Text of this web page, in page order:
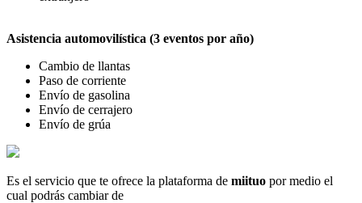
Asistencia automovilística (3 eventos por año)
Cambio de llantas
Paso de corriente
Envío de gasolina
Envío de cerrajero
Envío de grúa
Es el servicio que te ofrece la plataforma de miituo por medio el
cual podrás cambiar de